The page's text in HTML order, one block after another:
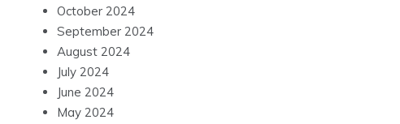
October 2024
September 2024
August 2024
July 2024
June 2024
May 2024